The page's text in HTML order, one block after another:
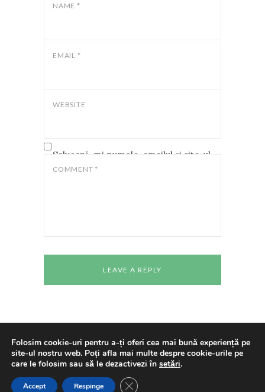
NAME *
EMAIL *
WEBSITE
Salvează-mi numele, emailul și site-ul
web în acest navigator pentru data
COMMENT *
Copyright © 2024 All rights reserved Casa de
Cultură a Studenților Timișoara Made With
Love By
Cenaclul "Pavel Dan"
Folosim cookie-uri pentru a-ți oferi cea mai bună experiență pe
site-ul nostru web. Poți afla mai multe despre cookie-urile pe
care le folosim sau să le dezactivezi în setări.
Accept Respinge CLOSE GDPR COOKIE